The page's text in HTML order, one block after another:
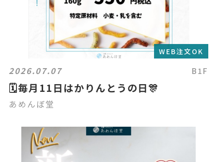
WEB注文OK
2026.07.07 B1F
🗓️毎月11日はかりんとうの日🎊
あめんぼ堂